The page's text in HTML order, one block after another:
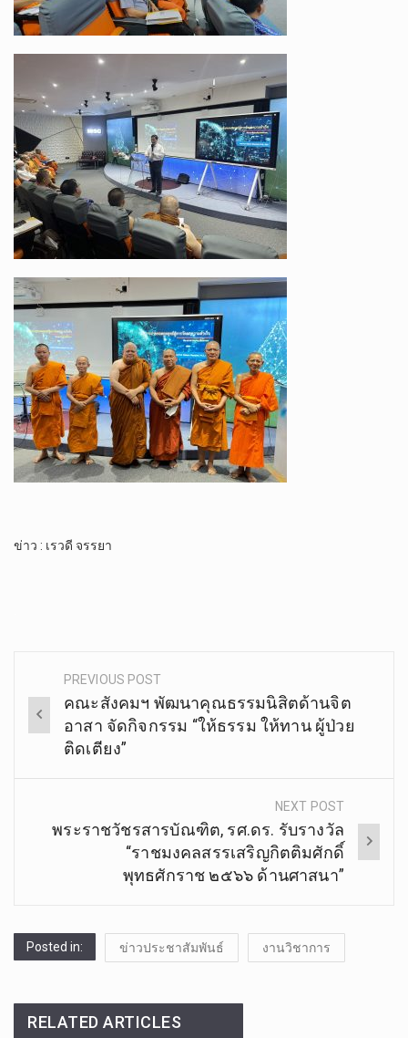
ข่าว : เรวดี จรรยา
Louis Vuitton Fake Taschen
Post
navigation
PREVIOUS POST
คณะสังคมฯ พัฒนา​คุณธรรม​นิสิต​ด้าน​จิต​
อาสา จัดกิจกรรม​ “ให้ธรรม​ ให้ทาน​ ผู้ป่วย
ติดเตียง”
NEXT POST
พระราชวัชรสารบัณฑิต, รศ.ดร. รับรางวัล
“ราชมงคลสรรเสริญกิตติมศักดิ์
พุทธศักราช ๒๕๖๖ ด้านศาสนา”
Posted in: ข่าวประชาสัมพันธ์ งานวิชาการ
RELATED ARTICLES